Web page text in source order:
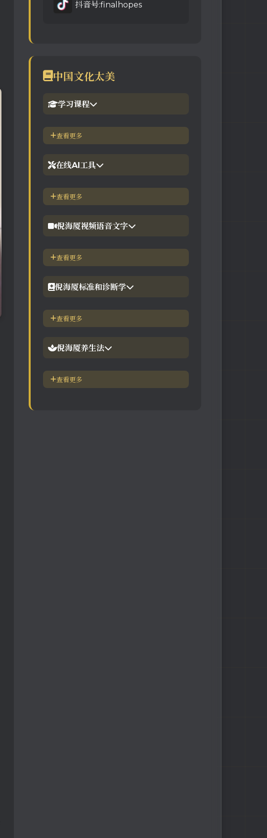
抖音号:finalhopes
中国文化太美
学习课程
1.倪海厦官网备份版
查看更多
在线AI工具
【工具】紫微斗数命理分析
查看更多
倪海厦视频语音文字
【视频】倪海厦-针灸大成
查看更多
倪海厦标准和诊断学
倪海厦简介-传奇人生
查看更多
倪海厦养生法
五脏逼毒法和易筋经
查看更多